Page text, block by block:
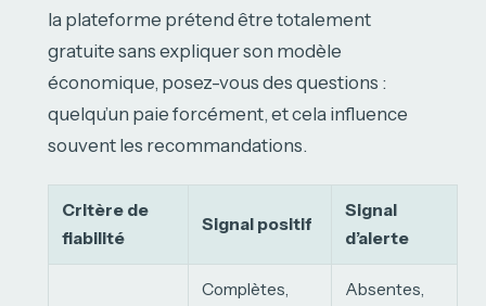
la plateforme prétend être totalement
gratuite sans expliquer son modèle
économique, posez-vous des questions :
quelqu’un paie forcément, et cela influence
souvent les recommandations.
Critère de
fiabilité
Signal positif
Signal
d’alerte
Complètes,
Absentes,